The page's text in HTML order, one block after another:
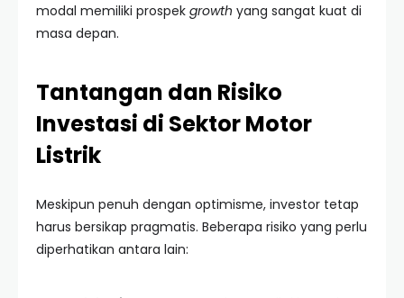
modal memiliki prospek growth yang sangat kuat di
masa depan.
Tantangan dan Risiko
Investasi di Sektor Motor
Listrik
Meskipun penuh dengan optimisme, investor tetap
harus bersikap pragmatis. Beberapa risiko yang perlu
diperhatikan antara lain: